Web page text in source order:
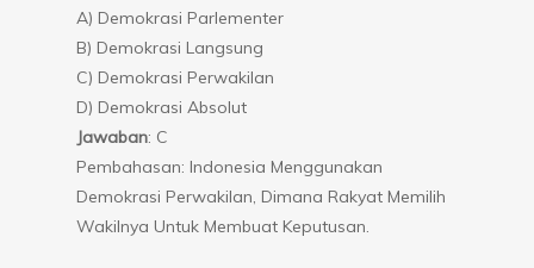
A) Demokrasi Parlementer
B) Demokrasi Langsung
C) Demokrasi Perwakilan
D) Demokrasi Absolut
Jawaban: C
Pembahasan: Indonesia Menggunakan
Demokrasi Perwakilan, Dimana Rakyat Memilih
Wakilnya Untuk Membuat Keputusan.